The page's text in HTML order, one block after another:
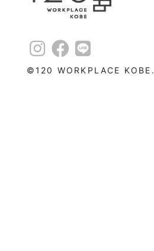
©︎120 WORKPLACE KOBE.